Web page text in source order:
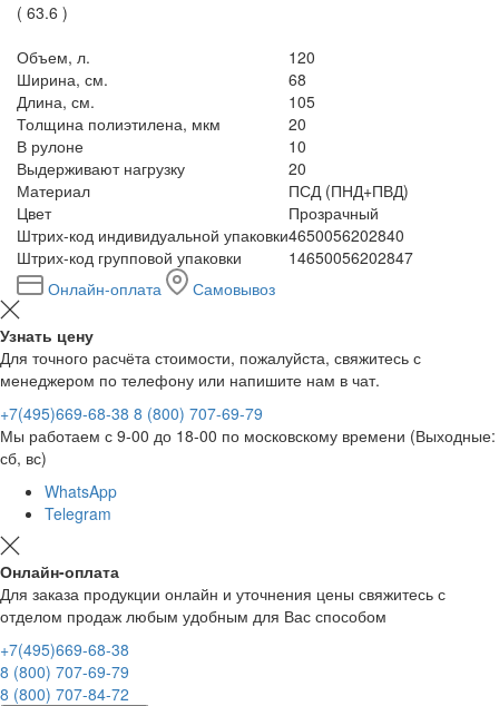
( 63.6 )
Объем, л.
120
Ширина, см.
68
Длина, см.
105
Толщина полиэтилена, мкм
20
В рулоне
10
Выдерживают нагрузку
20
Материал
ПСД (ПНД+ПВД)
Цвет
Прозрачный
Штрих-код индивидуальной упаковки4650056202840
Штрих-код групповой упаковки
14650056202847
Онлайн-оплата
Самовывоз
Узнать цену
Для точного расчёта стоимости, пожалуйста, свяжитесь с
менеджером по телефону или напишите нам в чат.
+7(495)669-68-38 8 (800) 707-69-79
Мы работаем с 9-00 до 18-00 по московскому времени (Выходные:
сб, вс)
WhatsApp
Telegram
Онлайн-оплата
Для заказа продукции онлайн и уточнения цены свяжитесь с
отделом продаж любым удобным для Вас способом
+7(495)669-68-38
8 (800) 707-69-79
8 (800) 707-84-72